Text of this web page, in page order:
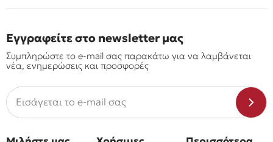
Εγγραφείτε στο newsletter μας
Συμπληρώστε το e-mail σας παρακάτω για να λαμβάνεται
νέα, ενημερώσεις και προσφορές